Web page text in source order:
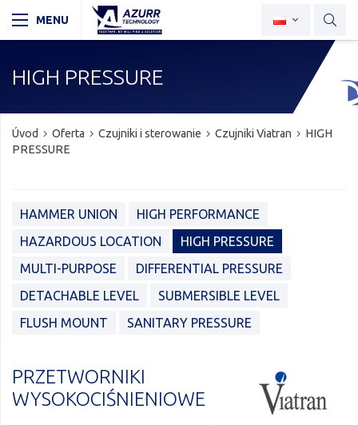
HIGH PRESSURE
Úvod Oferta Czujniki i sterowanie Czujniki Viatran
HIGH
PRESSURE
HAMMER UNION
HIGH PERFORMANCE
HAZARDOUS LOCATION
HIGH PRESSURE
MULTI-PURPOSE
DIFFERENTIAL PRESSURE
DETACHABLE LEVEL
SUBMERSIBLE LEVEL
FLUSH MOUNT
SANITARY PRESSURE
PRZETWORNIKI
WYSOKOCIŚNIENIOWE